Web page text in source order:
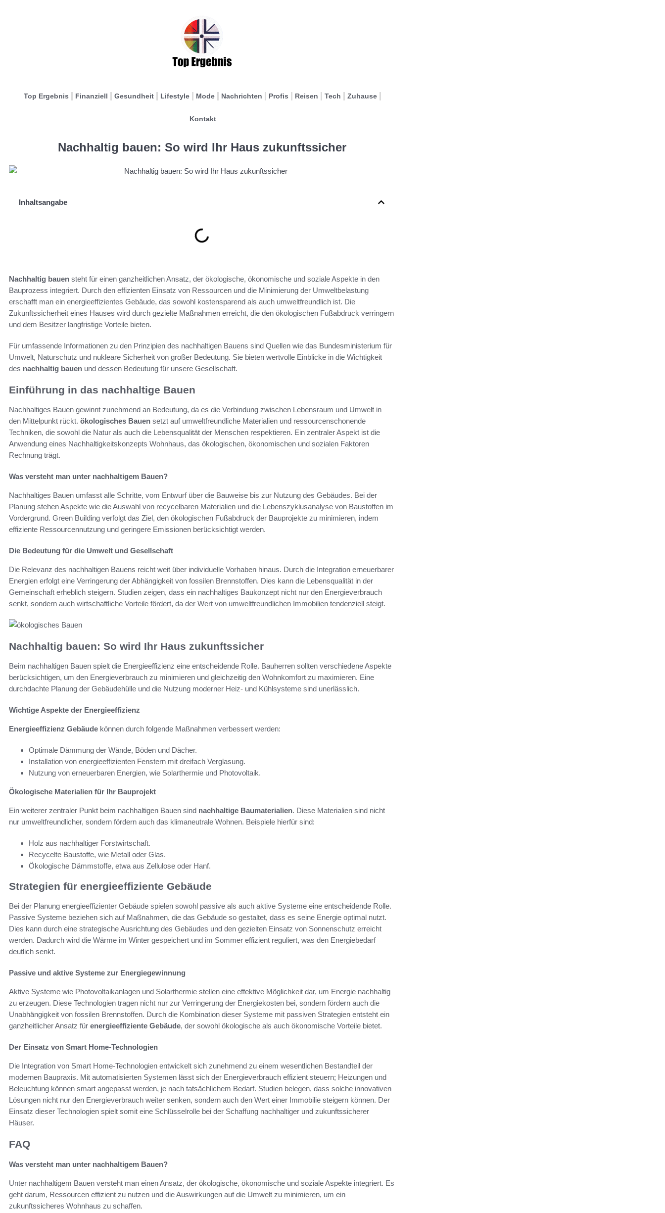
Top Ergebnis Finanziell Gesundheit Lifestyle Mode Nachrichten Profis Reisen Tech Zuhause
Kontakt
Nachhaltig bauen: So wird Ihr Haus zukunftssicher
Inhaltsangabe
Nachhaltig bauen steht für einen ganzheitlichen Ansatz, der ökologische, ökonomische und soziale Aspekte in den
Bauprozess integriert. Durch den effizienten Einsatz von Ressourcen und die Minimierung der Umweltbelastung
erschafft man ein energieeffizientes Gebäude, das sowohl kostensparend als auch umweltfreundlich ist. Die
Zukunftssicherheit eines Hauses wird durch gezielte Maßnahmen erreicht, die den ökologischen Fußabdruck verringern
und dem Besitzer langfristige Vorteile bieten.
Für umfassende Informationen zu den Prinzipien des nachhaltigen Bauens sind Quellen wie das Bundesministerium für
Umwelt, Naturschutz und nukleare Sicherheit von großer Bedeutung. Sie bieten wertvolle Einblicke in die Wichtigkeit
des nachhaltig bauen und dessen Bedeutung für unsere Gesellschaft.
Einführung in das nachhaltige Bauen
Nachhaltiges Bauen gewinnt zunehmend an Bedeutung, da es die Verbindung zwischen Lebensraum und Umwelt in
den Mittelpunkt rückt. ökologisches Bauen setzt auf umweltfreundliche Materialien und ressourcenschonende
Techniken, die sowohl die Natur als auch die Lebensqualität der Menschen respektieren. Ein zentraler Aspekt ist die
Anwendung eines Nachhaltigkeitskonzepts Wohnhaus, das ökologischen, ökonomischen und sozialen Faktoren
Rechnung trägt.
Was versteht man unter nachhaltigem Bauen?
Nachhaltiges Bauen umfasst alle Schritte, vom Entwurf über die Bauweise bis zur Nutzung des Gebäudes. Bei der
Planung stehen Aspekte wie die Auswahl von recycelbaren Materialien und die Lebenszyklusanalyse von Baustoffen im
Vordergrund. Green Building verfolgt das Ziel, den ökologischen Fußabdruck der Bauprojekte zu minimieren, indem
effiziente Ressourcennutzung und geringere Emissionen berücksichtigt werden.
Die Bedeutung für die Umwelt und Gesellschaft
Die Relevanz des nachhaltigen Bauens reicht weit über individuelle Vorhaben hinaus. Durch die Integration erneuerbarer
Energien erfolgt eine Verringerung der Abhängigkeit von fossilen Brennstoffen. Dies kann die Lebensqualität in der
Gemeinschaft erheblich steigern. Studien zeigen, dass ein nachhaltiges Baukonzept nicht nur den Energieverbrauch
senkt, sondern auch wirtschaftliche Vorteile fördert, da der Wert von umweltfreundlichen Immobilien tendenziell steigt.
Nachhaltig bauen: So wird Ihr Haus zukunftssicher
Beim nachhaltigen Bauen spielt die Energieeffizienz eine entscheidende Rolle. Bauherren sollten verschiedene Aspekte
berücksichtigen, um den Energieverbrauch zu minimieren und gleichzeitig den Wohnkomfort zu maximieren. Eine
durchdachte Planung der Gebäudehülle und die Nutzung moderner Heiz- und Kühlsysteme sind unerlässlich.
Wichtige Aspekte der Energieeffizienz
Energieeffizienz Gebäude können durch folgende Maßnahmen verbessert werden:
Optimale Dämmung der Wände, Böden und Dächer.
Installation von energieeffizienten Fenstern mit dreifach Verglasung.
Nutzung von erneuerbaren Energien, wie Solarthermie und Photovoltaik.
Ökologische Materialien für Ihr Bauprojekt
Ein weiterer zentraler Punkt beim nachhaltigen Bauen sind nachhaltige Baumaterialien. Diese Materialien sind nicht
nur umweltfreundlicher, sondern fördern auch das klimaneutrale Wohnen. Beispiele hierfür sind:
Holz aus nachhaltiger Forstwirtschaft.
Recycelte Baustoffe, wie Metall oder Glas.
Ökologische Dämmstoffe, etwa aus Zellulose oder Hanf.
Strategien für energieeffiziente Gebäude
Bei der Planung energieeffizienter Gebäude spielen sowohl passive als auch aktive Systeme eine entscheidende Rolle.
Passive Systeme beziehen sich auf Maßnahmen, die das Gebäude so gestaltet, dass es seine Energie optimal nutzt.
Dies kann durch eine strategische Ausrichtung des Gebäudes und den gezielten Einsatz von Sonnenschutz erreicht
werden. Dadurch wird die Wärme im Winter gespeichert und im Sommer effizient reguliert, was den Energiebedarf
deutlich senkt.
Passive und aktive Systeme zur Energiegewinnung
Aktive Systeme wie Photovoltaikanlagen und Solarthermie stellen eine effektive Möglichkeit dar, um Energie nachhaltig
zu erzeugen. Diese Technologien tragen nicht nur zur Verringerung der Energiekosten bei, sondern fördern auch die
Unabhängigkeit von fossilen Brennstoffen. Durch die Kombination dieser Systeme mit passiven Strategien entsteht ein
ganzheitlicher Ansatz für energieeffiziente Gebäude, der sowohl ökologische als auch ökonomische Vorteile bietet.
Der Einsatz von Smart Home-Technologien
Die Integration von Smart Home-Technologien entwickelt sich zunehmend zu einem wesentlichen Bestandteil der
modernen Baupraxis. Mit automatisierten Systemen lässt sich der Energieverbrauch effizient steuern; Heizungen und
Beleuchtung können smart angepasst werden, je nach tatsächlichem Bedarf. Studien belegen, dass solche innovativen
Lösungen nicht nur den Energieverbrauch weiter senken, sondern auch den Wert einer Immobilie steigern können. Der
Einsatz dieser Technologien spielt somit eine Schlüsselrolle bei der Schaffung nachhaltiger und zukunftssicherer
Häuser.
FAQ
Was versteht man unter nachhaltigem Bauen?
Unter nachhaltigem Bauen versteht man einen Ansatz, der ökologische, ökonomische und soziale Aspekte integriert. Es
geht darum, Ressourcen effizient zu nutzen und die Auswirkungen auf die Umwelt zu minimieren, um ein
zukunftssicheres Wohnhaus zu schaffen.